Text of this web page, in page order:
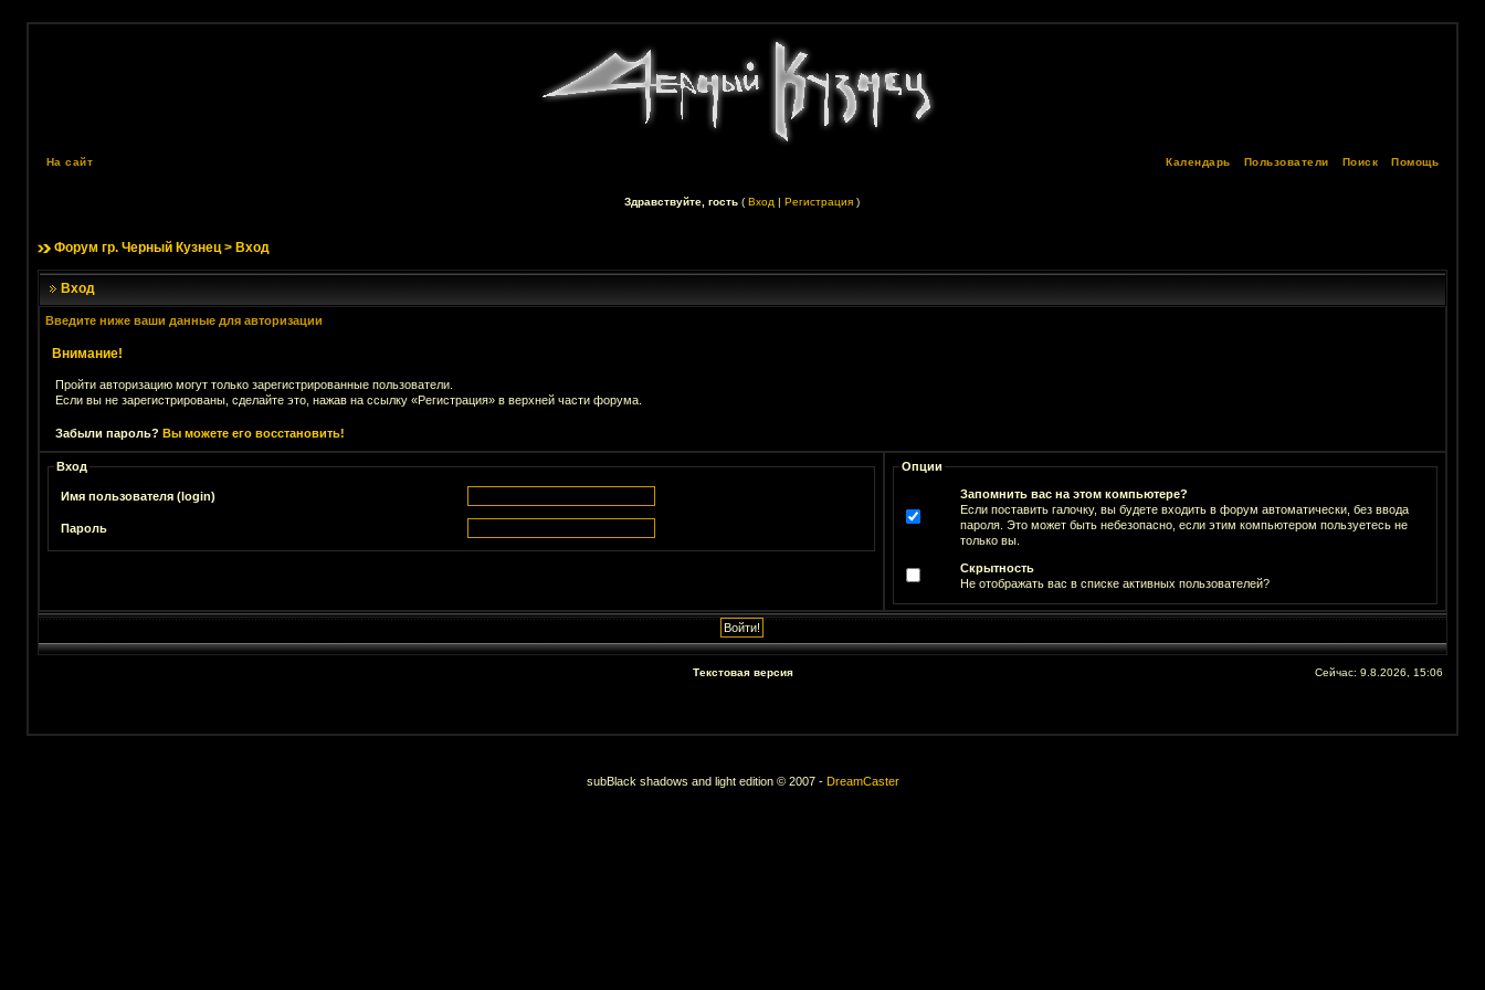
На сайт Помощь
Поиск
Пользователи
Календарь
Здравствуйте, гость (Вход |Регистрация )
Форум гр. Черный Кузнец> Вход
Вход
Введите ниже ваши данные для авторизации
Внимание!
Пройти авторизацию могут только зарегистрированные пользователи.
Если вы не зарегистрированы, сделайте это, нажав на ссылку «Регистрация» в верхней части форума.
Забыли пароль? Вы можете его восстановить!
Вход
Имя пользователя (login)
Пароль
Опции
Запомнить вас на этом компьютере?
Если поставить галочку, вы будете входить в форум автоматически, без ввода
пароля. Это может быть небезопасно, если этим компьютером пользуетесь не
только вы.
Скрытность
Не отображать вас в списке активных пользователей?
Текстовая версия Сейчас: 9.8.2026, 15:06
subBlack shadows and light edition © 2007 - DreamCaster